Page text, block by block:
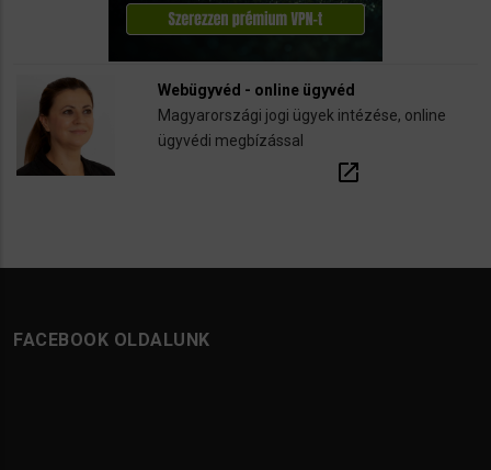
Webügyvéd - online ügyvéd
Magyarországi jogi ügyek intézése, online
ügyvédi megbízással
open_in_new
FACEBOOK OLDALUNK